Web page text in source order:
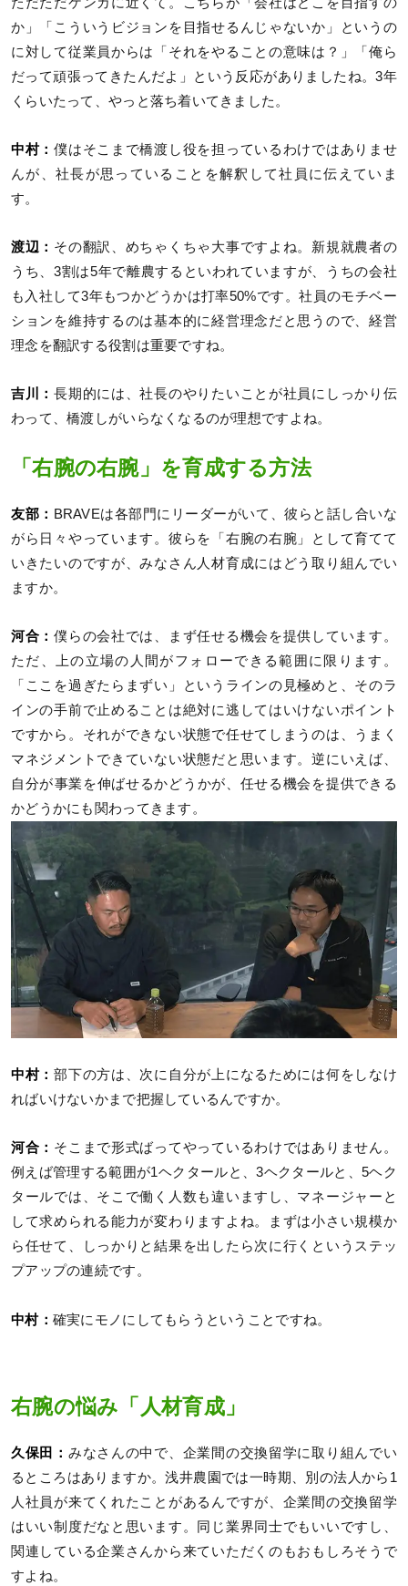
か」「こういうビジョンを目指せるんじゃないか」というの
に対して従業員からは「それをやることの意味は？」「俺ら
だって頑張ってきたんだよ」という反応がありましたね。3年
くらいたって、やっと落ち着いてきました。
中村：僕はそこまで橋渡し役を担っているわけではありませ
んが、社長が思っていることを解釈して社員に伝えていま
す。
渡辺： その翻訳、めちゃくちゃ大事ですよね。新規就農者の
うち、3割は5年で離農するといわれていますが、うちの会社
も入社して3年もつかどうかは打率50%です。社員のモチベー
ションを維持するのは基本的に経営理念だと思うので、経営
理念を翻訳する役割は重要ですね。
吉川：長期的には、社長のやりたいことが社員にしっかり伝
わって、橋渡しがいらなくなるのが理想ですよね。
「右腕の右腕」を育成する方法
友部： BRAVEは各部門にリーダーがいて、彼らと話し合いな
がら日々やっています。彼らを「右腕の右腕」として育てて
いきたいのですが、みなさん人材育成にはどう取り組んでい
ますか。
河合：僕らの会社では、まず任せる機会を提供しています。
ただ、上の立場の人間がフォローできる範囲に限ります。
「ここを過ぎたらまずい」というラインの見極めと、そのラ
インの手前で止めることは絶対に逃してはいけないポイント
ですから。それができない状態で任せてしまうのは、うまく
マネジメントできていない状態だと思います。逆にいえば、
自分が​​事業を伸ばせるかどうかが、任せる機会を提供できる
かどうかにも関わってきます。
中村：部下の方は、次に自分が上になるためには何をしなけ
ればいけないかまで把握しているんですか。
河合： そこまで形式ばってやっているわけではありません。
例えば管理する範囲が1ヘクタールと、3ヘクタールと、5ヘク
タールでは、そこで働く人数も違いますし、マネージャーと
して求められる能力が変わりますよね。まずは小さい規模か
ら任せて、しっかりと結果を出したら次に行くというステッ
プアップの連続です。
中村： 確実にモノにしてもらうということですね。
右腕の悩み「人材育成」
久保田： みなさんの中で、企業間の交換留学に取り組んでい
るところはありますか。浅井農園では一時期、別の法人から1
人社員が来てくれたことがあるんですが、企業間の交換留学
はいい制度だなと思います。同じ業界同士でもいいですし、
関連している企業さんから来ていただくのもおもしろそうで
すよね。